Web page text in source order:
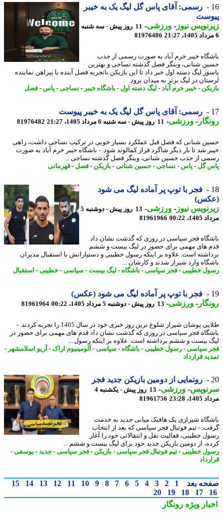
رسمی: آقای پاس گل لیگ یک به خیبر
نیوز-ورزشی-
11 روز پیش - سه شنبه
81976486
خیبر خرم آباد به صورت رسمی از جذب
شنانی، وینگر فصل گذشته نساجی و بهترین
لیگ دسته اول خبر داد تا این بازیکن باتجربه فصل آینده با پیراهن نماینده
در لیگ برتر به میدان برود.
-خیبر خرم آباد- لیگ دسته اول-باشگاه خیبر -نساجی-پاس -فصل
رسمی: آقای پاس گل لیگ یک به خیبر پیوست
-ورزشی-11 روز پیش - سه شنبه 6 مرداد 1405، 21:27 81976482
شنانی که فصل قبل عملکرد بسیار خوبی در ترکیب نساجی داشت، راهی
شد تا بار دیگر شاگرد فراز کمالوند شود. - باشگاه خیبر خرم آباد به صورت
از جذب حسین شنانی، وینگر فصل گذشته نساجی ...
گل-پاس -نساجی-حسین شنانی-بازیکن -فصل-قهرمانی
فجر با توپ پر آماده لیگ می شود
نیوز-ورزشی-
13 روز پیش - دوشنبه 5
00:22
81961966
فجر سپاسی در روزی که گذشت نشان داد
های مهمی برای حضور در لیگ بیست و ششم
است. علاوه بر اینکه رسول خطیبی و دستیارانش با استقبال مدیران
وارد شیراز شدند و کارشان ...
خطیبی-فجر سپاسی-باشگاه-لیگ بیست-سپاسی-خطیبی-استقبال
فجر با توپ پر آماده لیگ می شود (عکس)
-ورزشی-13 روز پیش - دوشنبه 5 مرداد 1405، 00:22 81961964
طلایی پوشان شیراز شلوغ ترین روز خبری خود در سال 1405 را تجربه کردند. -
فجر سپاسی در روزی که گذشت نشان داد قدم های مهمی برای حضور در
بیست و ششم برداشته است. علاوه بر اینکه رسول ...
سپاسی-رسول خطیبی-باشگاه-سپاسی-آلومینیوم اراک - آریو اسلامشهر-
قرارداد
رونمایی از دومین بازیکن جدید فجر
-ورزشی-
13 روز پیش - یکشنبه 4
23:28
81961756
شیرازی یک هافبک میانی جدید به خدمت
- تیم فوتبال فجر سپاسی که بعد از انتخاب
خطیبی، فعالیت نقل و انتقالاتی خود را آغاز
از دومین بازیکن جدید خود برای لیگ بیست و ششم ...
خطیبی-تیم فوتبال فجر سپاسی-بازیکن -فجر سپاسی-جدید-یوسفی-
بعد 1
2
3
4
5
6
7
8
9
10
11
12
13
14
15
17
18
19
20
ویژهرونگار